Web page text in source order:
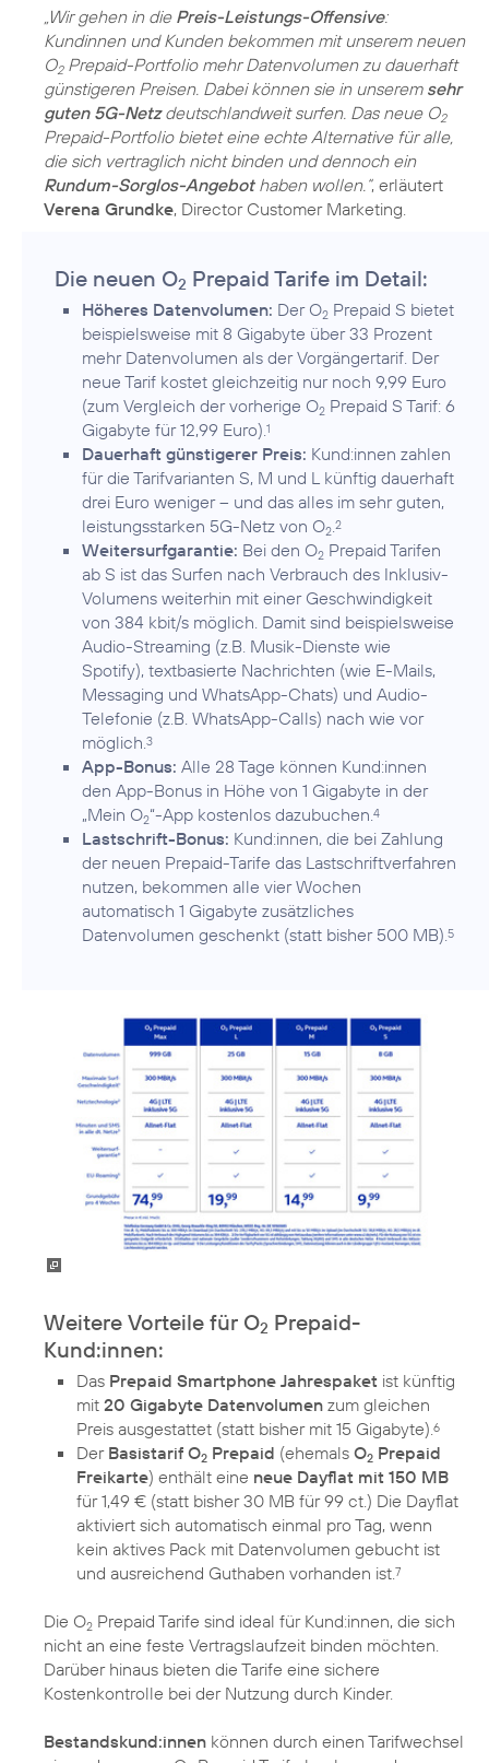
„Wir gehen in die Preis-Leistungs-Offensive:
Kundinnen und Kunden bekommen mit unserem neuen
O2Prepaid-Portfolio mehr Datenvolumen zu dauerhaft
günstigeren Preisen. Dabei können sie in unserem sehr
guten 5G-Netzdeutschlandweit surfen. Das neue O2
Prepaid-Portfolio bietet eine echte Alternative für alle,
die sich vertraglich nicht binden und dennoch ein
Rundum-Sorglos-Angebothaben wollen.“, erläutert
Verena Grundke
Die neuen O2 Prepaid Tarife im Detail:
Höheres Datenvolumen: Der O2 Prepaid S bietet
beispielsweise mit 8 Gigabyte über 33 Prozent
mehr Datenvolumen als der Vorgängertarif. Der
neue Tarif kostet gleichzeitig nur noch 9,99 Euro
(zum Vergleich der vorherige O2 Prepaid S Tarif: 6
Gigabyte für 12,99 Euro).1
Dauerhaft günstigerer Preis: Kund:innen zahlen
für die Tarifvarianten S, M und L künftig dauerhaft
drei Euro weniger – und das alles im sehr guten,
leistungsstarken 5G-Netz von O2.2
Weitersurfgarantie: Bei den O2 Prepaid Tarifen
ab S ist das Surfen nach Verbrauch des Inklusiv-
Volumens weiterhin mit einer Geschwindigkeit
von 384 kbit/s möglich. Damit sind beispielsweise
Audio-Streaming (z.B. Musik-Dienste wie
Spotify), textbasierte Nachrichten (wie E-Mails,
Messaging und WhatsApp-Chats) und Audio-
Telefonie (z.B. WhatsApp-Calls) nach wie vor
möglich.3
App-Bonus: Alle 28 Tage können Kund:innen
den App-Bonus in Höhe von 1 Gigabyte in der
„Mein O2“-App kostenlos dazubuchen.4
Lastschrift-Bonus: Kund:innen, die bei Zahlung
der neuen Prepaid-Tarife das Lastschriftverfahren
nutzen, bekommen alle vier Wochen
automatisch 1 Gigabyte zusätzliches
Datenvolumen geschenkt (statt bisher 500 MB).5
Weitere Vorteile für O2 Prepaid-
Kund:innen:
Das Prepaid Smartphone Jahrespaket ist künftig
mit 20 Gigabyte Datenvolumen zum gleichen
Preis ausgestattet (statt bisher mit 15 Gigabyte). 6
Der Basistarif O2 Prepaid (ehemals O2 Prepaid
Freikarte) enthält eine neue Dayflat mit 150 MB
für 1,49 € (statt bisher 30 MB für 99 ct.) Die Dayflat
aktiviert sich automatisch einmal pro Tag, wenn
kein aktives Pack mit Datenvolumen gebucht ist
und ausreichend Guthaben vorhanden ist. 7
Die O2 Prepaid Tarife sind ideal für Kund:innen, die sich
nicht an eine feste Vertragslaufzeit binden möchten.
Darüber hinaus bieten die Tarife eine sichere
Kostenkontrolle bei der Nutzung durch Kinder.
Bestandskund:innen können durch einen Tarifwechsel